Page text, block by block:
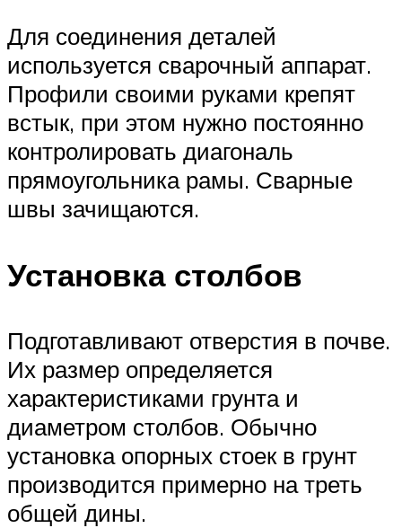
Для соединения деталей
используется сварочный аппарат.
Профили своими руками крепят
встык, при этом нужно постоянно
контролировать диагональ
прямоугольника рамы. Сварные
швы зачищаются.
Установка столбов
Подготавливают отверстия в почве.
Их размер определяется
характеристиками грунта и
диаметром столбов. Обычно
установка опорных стоек в грунт
производится примерно на треть
общей дины.